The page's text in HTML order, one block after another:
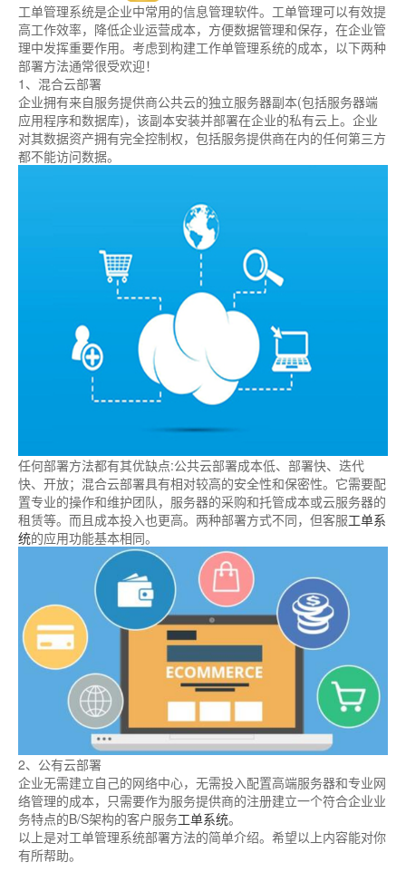
工单管理系统是企业中常用的信息管理软件。工单管理可以有效提
高工作效率，降低企业运营成本，方便数据管理和保存，在企业管
理中发挥重要作用。考虑到构建工作单管理系统的成本，以下两种
部署方法通常很受欢迎！
1、混合云部署
企业拥有来自服务提供商公共云的独立服务器副本(包括服务器端
应用程序和数据库)，该副本安装并部署在企业的私有云上。企业
对其数据资产拥有完全控制权，包括服务提供商在内的任何第三方
都不能访问数据。
任何部署方法都有其优缺点:公共云部署成本低、部署快、迭代
快、开放；混合云部署具有相对较高的安全性和保密性。它需要配
置专业的操作和维护团队，服务器的采购和托管成本或云服务器的
租赁等。而且成本投入也更高。两种部署方式不同，但客服工单系
统的应用功能基本相同。
2、公有云部署
企业无需建立自己的网络中心，无需投入配置高端服务器和专业网
络管理的成本，只需要作为服务提供商的注册建立一个符合企业业
务特点的B/S架构的客户服务工单系统。
以上是对工单管理系统部署方法的简单介绍。希望以上内容能对你
有所帮助。